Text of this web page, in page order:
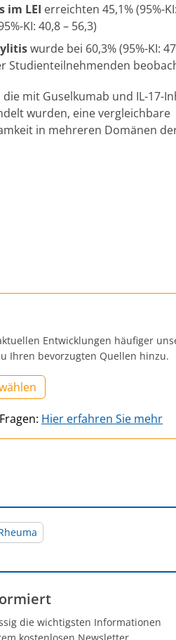
im LEI erreichten 45,1% (95%-
KI: 40,8 – 56,3)
wurde bei 60,3% (95%-KI:
Studienteilnehmenden
mit Guselkumab und IL-17-
wurden, eine vergleichbare
in mehreren Domänen
Entwicklungen häufiger
Ihren bevorzugten Quellen hinzu.
Hier erfahren Sie mehr
die wichtigsten Informationen
kostenlosen Newsletter.